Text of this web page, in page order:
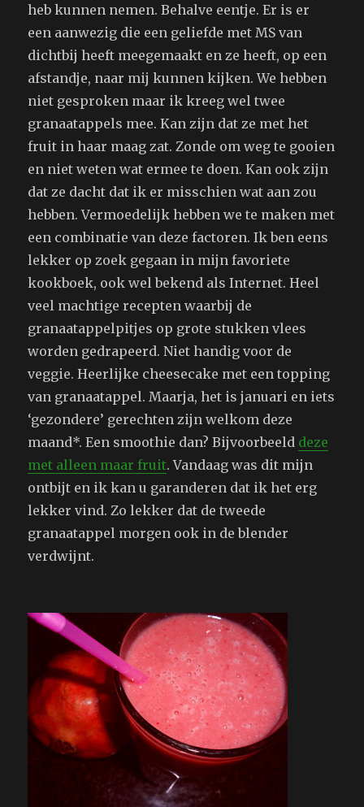
heb kunnen nemen. Behalve eentje. Er is er
een aanwezig die een geliefde met MS van
dichtbij heeft meegemaakt en ze heeft, op een
afstandje, naar mij kunnen kijken. We hebben
niet gesproken maar ik kreeg wel twee
granaatappels mee. Kan zijn dat ze met het
fruit in haar maag zat. Zonde om weg te gooien
en niet weten wat ermee te doen. Kan ook zijn
dat ze dacht dat ik er misschien wat aan zou
hebben. Vermoedelijk hebben we te maken met
een combinatie van deze factoren. Ik ben eens
lekker op zoek gegaan in mijn favoriete
kookboek, ook wel bekend als Internet. Heel
veel machtige recepten waarbij de
granaatappelpitjes op grote stukken vlees
worden gedrapeerd. Niet handig voor de
veggie. Heerlijke cheesecake met een topping
van granaatappel. Maarja, het is januari en iets
‘gezondere’ gerechten zijn welkom deze
maand*. Een smoothie dan? Bijvoorbeeld deze
met alleen maar fruit. Vandaag was dit mijn
ontbijt en ik kan u garanderen dat ik het erg
lekker vind. Zo lekker dat de tweede
granaatappel morgen ook in de blender
verdwijnt.